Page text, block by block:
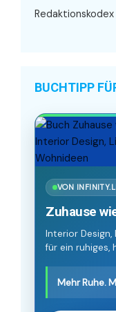
Redaktionskodex
BUCHTIPP
VON
Zuhause
Interior
für ein ruhiges,
Mehr Ruhe.